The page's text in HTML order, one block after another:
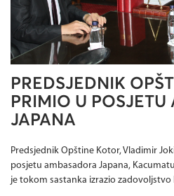
PREDSJEDNIK
PRIMIO U
JAPANA
Predsjednik Opštine Kotor, Vladimir
posjetu ambasadora Japana,
je tokom sastanka izrazio